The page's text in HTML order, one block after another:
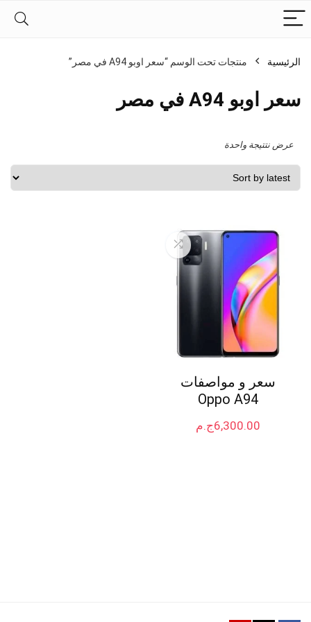
الرئيسية منتجات تحت الوسم “سعر اوبو A94 في مصر”
سعر اوبو A94 في مصر
عرض نتتيجة واحدة
سعر و مواصفات
Oppo A94
ج.م6,300.00